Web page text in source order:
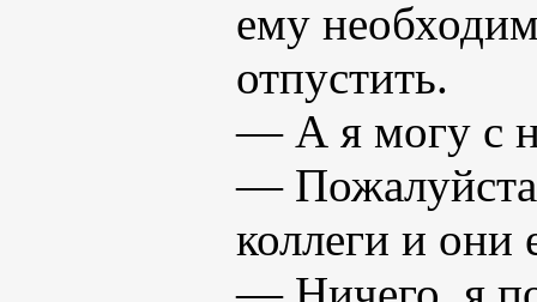
ему
отпустить.
— А я могу с
—
коллеги и